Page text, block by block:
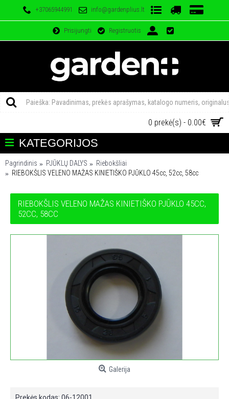
+37065944991 info@gardenplius.lt
Prisijungti Registruotis
0 prekė(s) - 0.00€
KATEGORIJOS
Pagrindinis PJŪKLŲ DALYS
Riebokšliai
RIEBOKŠLIS VELENO MAŽAS KINIETIŠKO PJŪKLO 45cc, 52cc, 58cc
RIEBOKŠLIS VELENO MAŽAS KINIETIŠKO PJŪKLO 45CC,
52CC, 58CC
Galerija